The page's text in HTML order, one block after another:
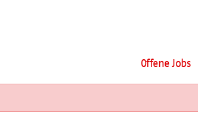
Offene Jobs